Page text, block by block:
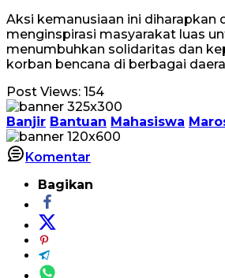
Aksi kemanusiaan ini diharapkan
menginspirasi masyarakat luas
menumbuhkan solidaritas dan
korban bencana di berbagai
Post Views: 154
Banjir Bantuan Mahasiswa
Komentar
Bagikan